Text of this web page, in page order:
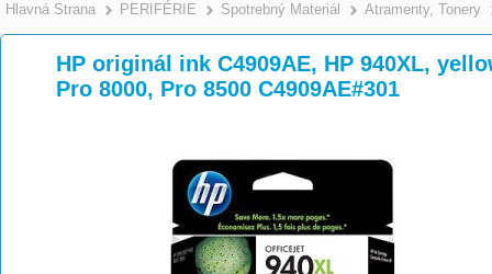
Hlavná Strana >
PERIFÉRIE >
Spotrebný Materiál >
Atramenty, Tonery
HP originál ink C4909AE, HP 940XL,
Pro 8000, Pro 8500 C4909AE#301